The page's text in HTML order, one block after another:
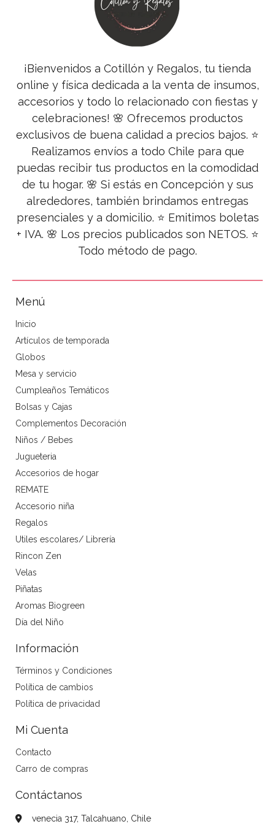
¡Bienvenidos a Cotillón y Regalos, tu tienda
online y física dedicada a la venta de insumos,
accesorios y todo lo relacionado con fiestas y
celebraciones! 🌸 Ofrecemos productos
exclusivos de buena calidad a precios bajos. ⭐
Realizamos envíos a todo Chile para que
puedas recibir tus productos en la comodidad
de tu hogar. 🌸 Si estás en Concepción y sus
alrededores, también brindamos entregas
presenciales y a domicilio. ⭐ Emitimos boletas
+ IVA. 🌸 Los precios publicados son NETOS. ⭐
Todo método de pago.
Menú
Inicio
Artículos de temporada
Globos
Mesa y servicio
Cumpleaños Temáticos
Bolsas y Cajas
Complementos Decoración
Niños / Bebes
Jugueteria
Accesorios de hogar
REMATE
Accesorio niña
Regalos
Utiles escolares/ Librería
Rincon Zen
Velas
Piñatas
Aromas Biogreen
Día del Niño
Información
Términos y Condiciones
Política de cambios
Política de privacidad
Mi Cuenta
Contacto
Carro de compras
Contáctanos
venecia 317, Talcahuano, Chile